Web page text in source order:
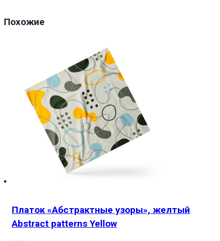
Похожие
Платок «Абстрактные узоры», желтый
Abstract patterns Yellow